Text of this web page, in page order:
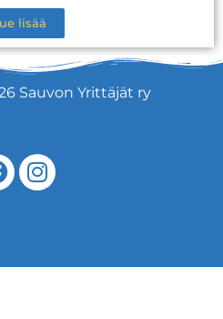
lisää
Sauvon Yrittäjät ry